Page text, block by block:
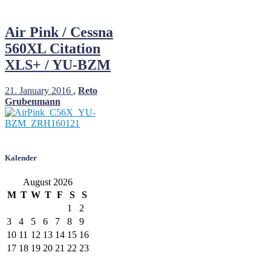
Air Pink / Cessna
560XL Citation
XLS+ / YU-BZM
21. January 2016 , Reto
Grubenmann
Kalender
August 2026
M T W T F S
S
1
2
3
4 5 6 7 8
9
10 11 12 13 14 15 16
17 18 19 20 21 22 23